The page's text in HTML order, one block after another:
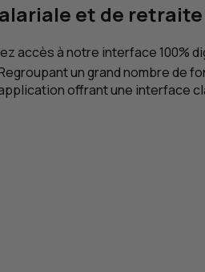
et de retraite
accès à notre interface 100%
un grand nombre de
offrant une interface